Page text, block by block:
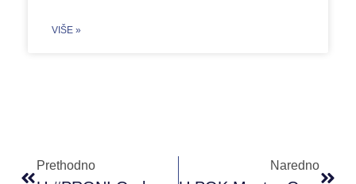
VIŠE »
Prethodno Naredno